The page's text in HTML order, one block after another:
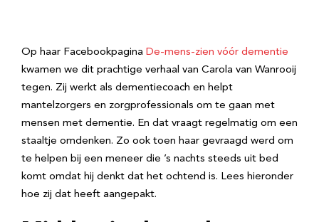
Op haar Facebookpagina De-mens-zien vóór dementie
kwamen we dit prachtige verhaal van Carola van Wanrooij
tegen. Zij werkt als dementiecoach en helpt
mantelzorgers en zorgprofessionals om te gaan met
mensen met dementie. En dat vraagt regelmatig om een
staaltje omdenken. Zo ook toen haar gevraagd werd om
te helpen bij een meneer die ’s nachts steeds uit bed
komt omdat hij denkt dat het ochtend is. Lees hieronder
hoe zij dat heeft aangepakt.